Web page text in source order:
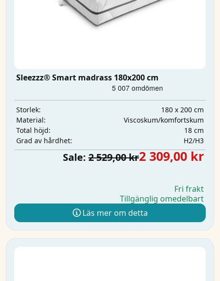
Sleezzz® Smart madrass 180x200 cm
Storlek:
180 x 200 cm
Material:
Viscoskum/komfortskum
Total höjd:
18 cm
Grad av hårdhet:
H2/H3
Sale: 2 529,00 kr2 309,00 kr
Fri frakt
Tillgänglig omedelbart
Läs mer om detta